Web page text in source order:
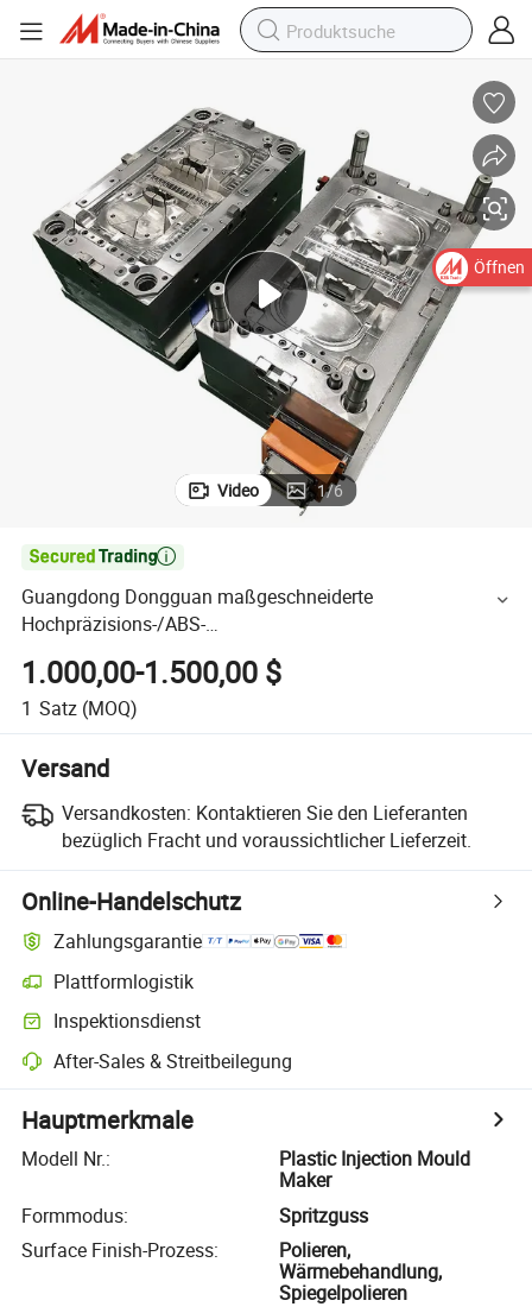
Video 1/6

Guangdong Dongguan maßgeschneiderte
Hochpräzisions-/ABS-
Spielzeug-/Automobil-/Auto-/Elektronik-
Haushaltsgehäuse-Abdeckungs-Schalen-Teile-
Polierkunststoffspritzgussform
1.000,00-1.500,00 $
1 Satz (MOQ)
Versand
Versandkosten: Kontaktieren Sie den Lieferanten
bezüglich Fracht und voraussichtlicher Lieferzeit.
Online-Handelschutz
Zahlungsgarantie
Plattformlogistik
Inspektionsdienst
After-Sales & Streitbeilegung
Hauptmerkmale
Modell Nr.:
Plastic Injection Mould
Maker
Formmodus:
Spritzguss
Surface Finish-Prozess:
Polieren,
Wärmebehandlung,
Spiegelpolieren
Öffnen